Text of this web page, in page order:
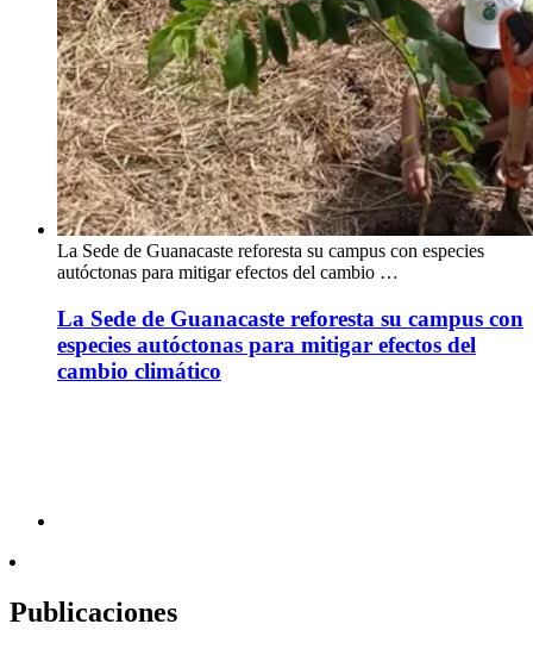
La Sede de Guanacaste reforesta su campus con especies
autóctonas para mitigar efectos del cambio …
La Sede de Guanacaste reforesta su campus con
especies autóctonas para mitigar efectos del
cambio climático
Publicaciones